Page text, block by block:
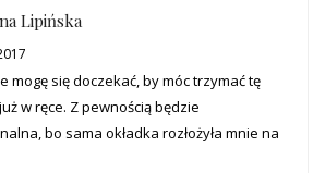
Lipińska
mogę się doczekać, by móc trzymać tę
w ręce. Z pewnością będzie
bo sama okładka rozłożyła mnie na